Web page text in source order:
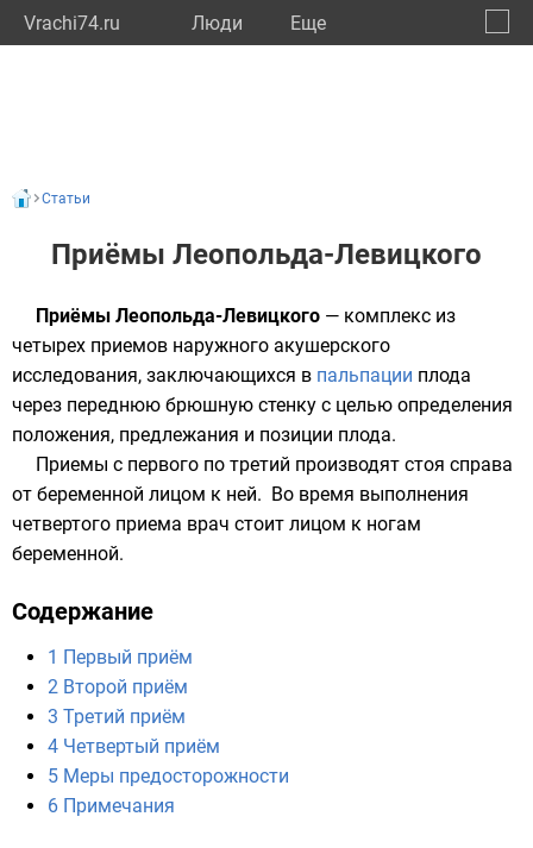
Vrachi74.ru Люди Eще
Статьи
Приёмы Леопольда-Левицкого
Приёмы Леопольда-Левицкого — комплекс из
четырех приемов наружного акушерского
исследования, заключающихся в пальпации плода
через переднюю брюшную стенку с целью определения
положения, предлежания и позиции плода.
Приемы с первого по третий производят стоя справа
от беременной лицом к ней. Во время выполнения
четвертого приема врач стоит лицом к ногам
беременной.
Содержание
1 Первый приём
2 Второй приём
3 Третий приём
4 Четвертый приём
5 Меры предосторожности
6 Примечания